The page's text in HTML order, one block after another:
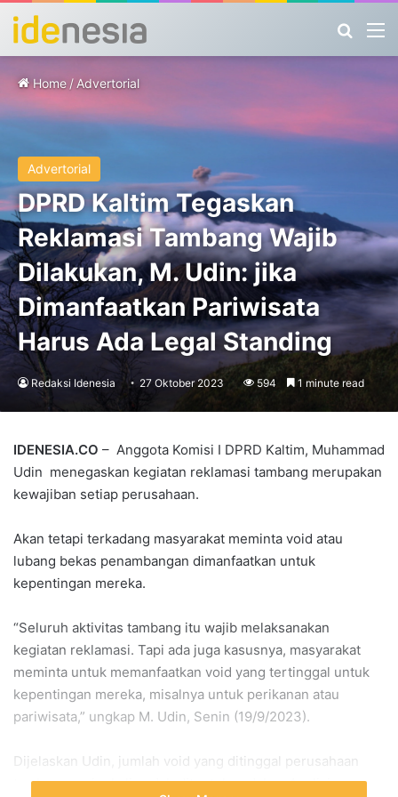
Home / Advertorial
Advertorial
DPRD Kaltim Tegaskan
Reklamasi Tambang Wajib
Dilakukan, M. Udin: jika
Dimanfaatkan Pariwisata
Harus Ada Legal Standing
Redaksi Idenesia 27 Oktober 2023 594 1 minute read
IDENESIA.CO – Anggota Komisi I DPRD Kaltim, Muhammad
Udin menegaskan kegiatan reklamasi tambang merupakan
kewajiban setiap perusahaan.
Akan tetapi terkadang masyarakat meminta void atau
lubang bekas penambangan dimanfaatkan untuk
kepentingan mereka.
“Seluruh aktivitas tambang itu wajib melaksanakan
kegiatan reklamasi. Tapi ada juga kasusnya, masyarakat
meminta untuk memanfaatkan void yang tertinggal untuk
kepentingan mereka, misalnya untuk perikanan atau
pariwisata,” ungkap M. Udin, Senin (19/9/2023).
Dijelaskan Udin, jumlah void yang ditinggal perusahaan
tambang seringkali sudah ditentukan dalam Analisis